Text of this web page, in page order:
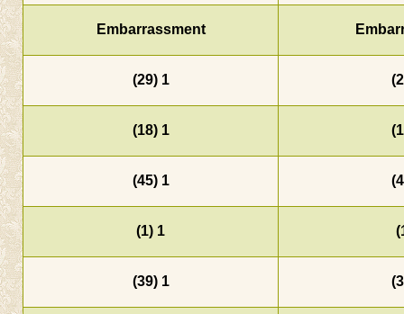
Embarrassment
1 (29)
1 (18)
1 (45)
1 (1)
1 (39)